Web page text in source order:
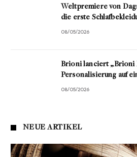
Weltpremiere von
die erste
08/05/2026
Brioni lanciert „Brioni
Personalisierung auf
08/05/2026
NEUE ARTIKEL